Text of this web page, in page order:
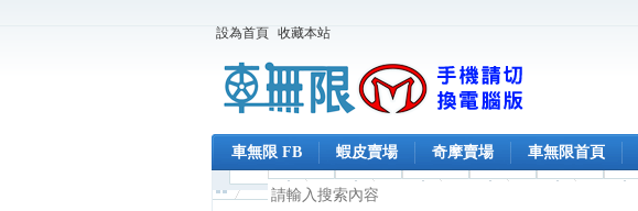
設為首頁 收藏本站
車無限 FB 蝦皮賣場 奇摩賣場 車無限首頁